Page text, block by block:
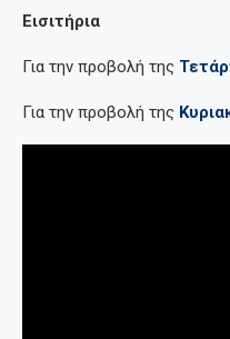
Εισιτήρια
Για την προβολή της
Για την προβολή της